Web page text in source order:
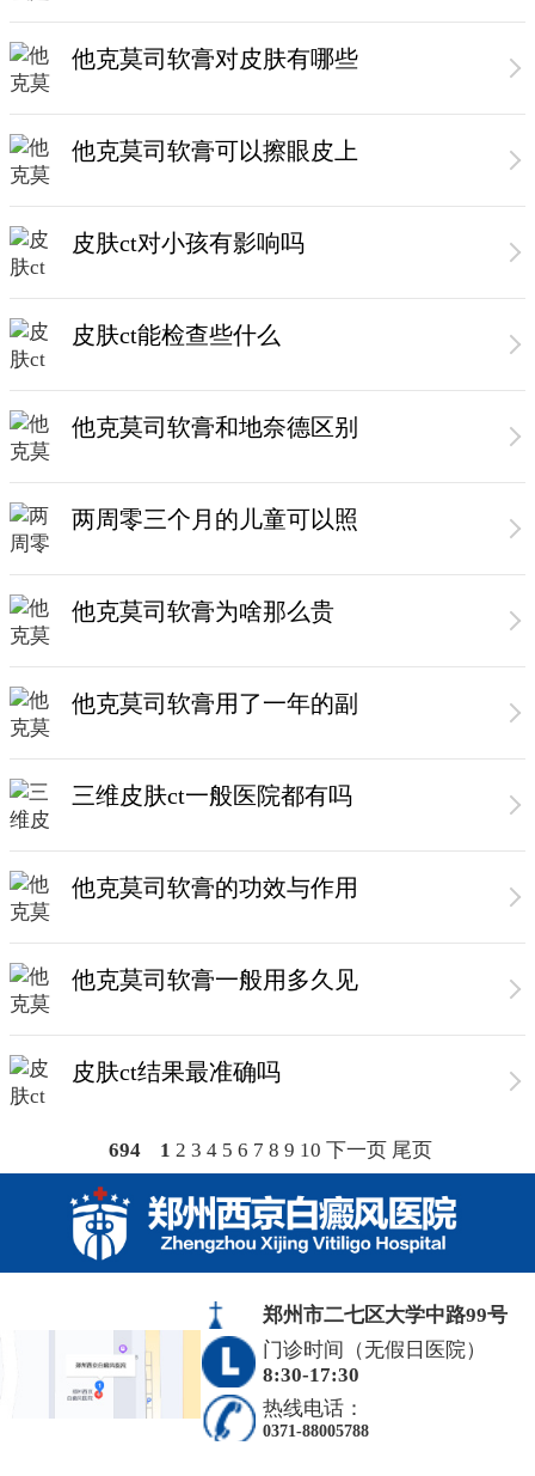
他克莫司软膏对皮肤有哪些
他克莫司软膏可以擦眼皮上
皮肤ct对小孩有影响吗
皮肤ct能检查些什么
他克莫司软膏和地奈德区别
两周零三个月的儿童可以照
他克莫司软膏为啥那么贵
他克莫司软膏用了一年的副
三维皮肤ct一般医院都有吗
他克莫司软膏的功效与作用
他克莫司软膏一般用多久见
皮肤ct结果最准确吗
694 1 2 3 4 5 6 7 8 9 10 下一页 尾页
郑州市二七区大学中路99号
门诊时间（无假日医院）
8:30-17:30
热线电话：
0371-88005788